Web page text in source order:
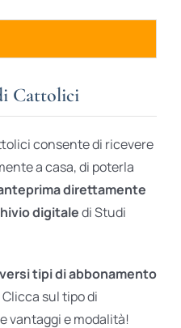
Cattolici
consente di ricevere
a casa, di poterla
direttamente
digitaledi Studi
tipi di abbonamento
Clicca sul tipo di
vantaggi e modalità!